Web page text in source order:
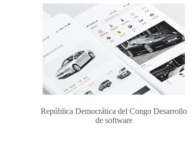
República Democrática del Congo Desarrollo
de software